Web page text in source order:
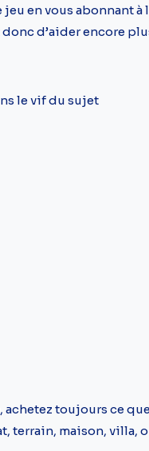
en vous abonnant à
d’aider encore
le vif du sujet
achetez toujours ce
terrain, maison, villa,